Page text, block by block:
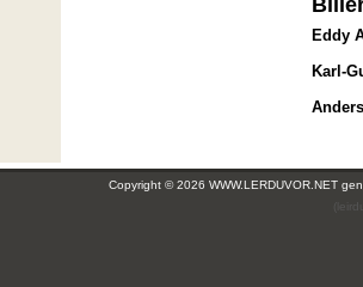
Eddy
Karl-
Copyright © 2026 WWW.LERDUVOR.NET